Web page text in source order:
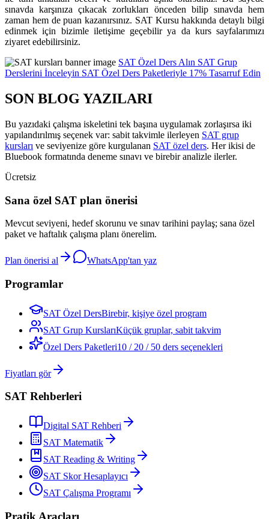
sınavda karşınıza çıkacak zorlukları önceden bilip sınavda hem
zaman hem de puan kazanırsınız. SAT Kursu hakkında detaylı bilgi
edinmek için bizimle iletişime geçebilir ya da kurs sayfalarımızı
ziyaret edebilirsiniz.
SAT Özel Ders Alın SAT Grup
Derslerini İnceleyin SAT Özel Ders Paketleriyle 17% Tasarruf Edin
SON BLOG YAZILARI
Bu yazıdaki çalışma iskeletini tek başına uygulamak zorlaşırsa iki
yapılandırılmış seçenek var: sabit takvimle ilerleyen SAT grup
kursları ve seviyenize göre kurgulanan SAT özel ders. Her ikisi de
Bluebook formatında deneme sınavı ve birebir analizle ilerler.
Ücretsiz
Sana özel SAT plan önerisi
Mevcut seviyeni, hedef skorunu ve sınav tarihini paylaş; sana özel
paket ve haftalık çalışma planı önerelim.
Plan önerisi al WhatsApp'tan yaz
Programlar
SAT Özel DersBirebir, kişiye özel program
SAT Grup KurslarıKüçük gruplar, sabit takvim
Özel Ders Paketleri10 / 20 / 50 ders seçenekleri
Fiyatları gör
SAT Rehberleri
Digital SAT Rehberi
SAT Matematik
SAT Reading & Writing
SAT Skor Hesaplayıcı
SAT Çalışma Programı
Pratik Araçları